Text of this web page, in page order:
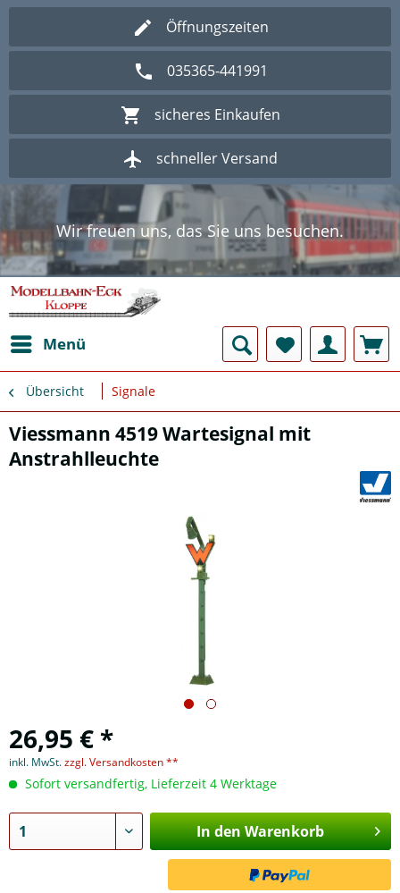
Öffnungszeiten
035365-441991
sicheres Einkaufen
schneller Versand
Wir freuen uns, das Sie uns besuchen.
Herzlich Willkommen im Onlineshop
Modellbahn - Eck Kloppe.
Wir freuen uns, das Sie uns besuchen.
Herzlich Willkommen im Onlineshop
Modellbahn - Eck Kloppe.
Menü
Übersicht Signale
Viessmann 4519 Wartesignal mit
Anstrahlleuchte
26,95 € *
inkl. MwSt.zzgl. Versandkosten **
Sofort versandfertig, Lieferzeit 4 Werktage
In den Warenkorb